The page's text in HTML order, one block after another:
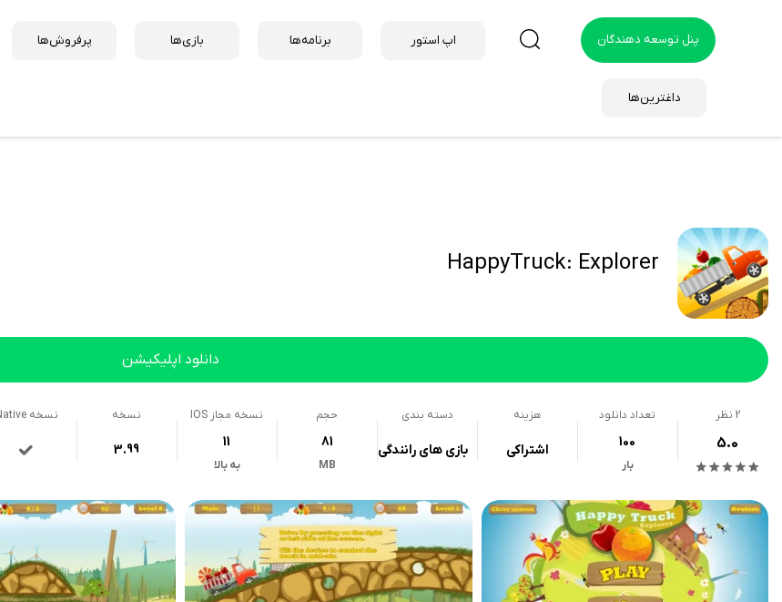
پنل توسعه دهندگان اپ استور برنامه‌ها بازی‌ها پرفروش‌ها
داغترین‌ها
HappyTruck: Explorer
دانلود اپلیکیشن
2 نظر
5.0
تعداد دانلود
100
بار
هزینه
اشتراکی
دسته بندی
بازی های رانندگی
حجم
81
MB
نسخه مجاز IOS
11
به بالا
نسخه
3.99
نسخه Native